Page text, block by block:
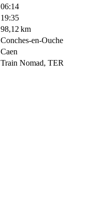
06:14
19:35
98,12 km
Conches-en-Ouche
Caen
Train Nomad, TER
, ©OpenStreetMapcontributors